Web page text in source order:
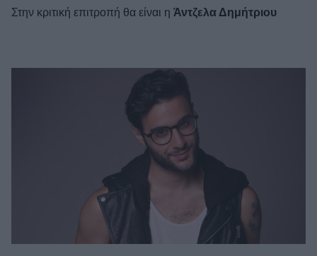
Στην κριτική επιτροπή θα είναι η Άντζελα Δημήτριου